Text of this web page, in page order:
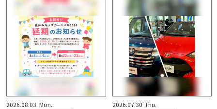
2026.08.03 Mon.
2026.07.30 Thu.